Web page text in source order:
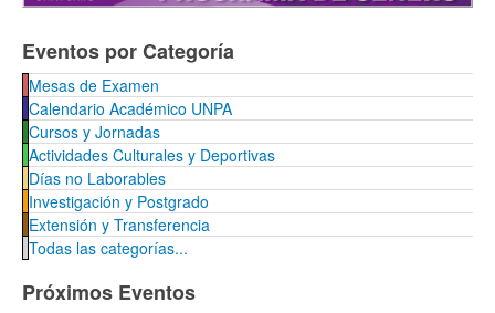
Eventos por Categoría
Mesas de Examen
Calendario Académico UNPA
Cursos y Jornadas
Actividades Culturales y Deportivas
Días no Laborables
Investigación y Postgrado
Extensión y Transferencia
Todas las categorías...
Próximos Eventos